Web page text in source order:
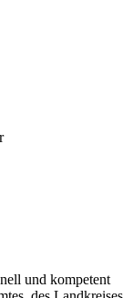
und kompetent